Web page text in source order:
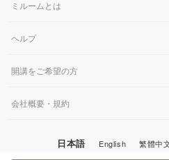
ミルームとは
ヘルプ
開講をご希望の方
会社概要・規約
日本語 English 繁體中